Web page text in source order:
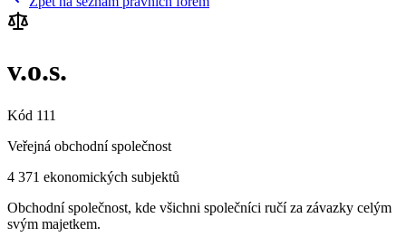
v.o.s.
Kód 111
Veřejná obchodní společnost
4 371 ekonomických subjektů
Obchodní společnost, kde všichni společníci ručí za závazky celým
svým majetkem.